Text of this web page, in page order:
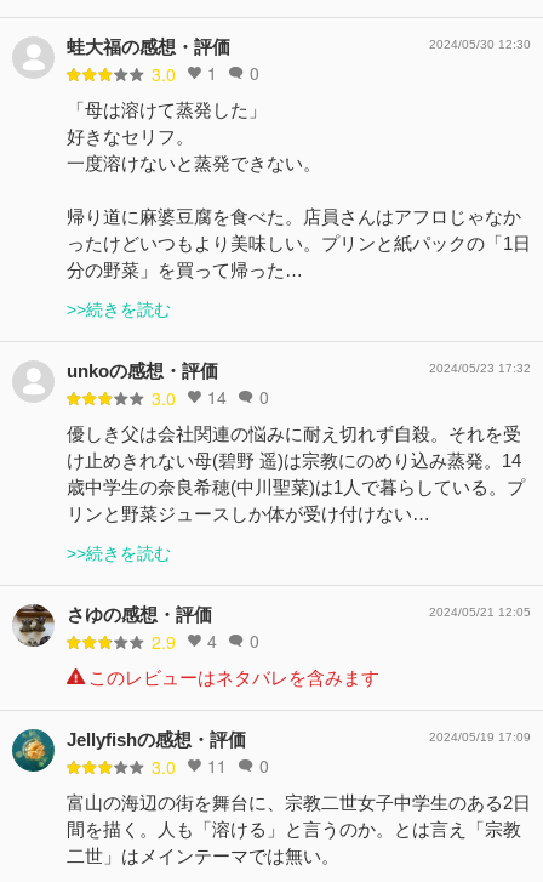
蛙大福の感想・評価
3.0 1 0
2024/05/30 12:30
「母は溶けて蒸発した」
好きなセリフ。
一度溶けないと蒸発できない。
帰り道に麻婆豆腐を食べた。店員さんはアフロじゃなか
ったけどいつもより美味しい。プリンと紙パックの「1日
分の野菜」を買って帰った…
>>続きを読む
unkoの感想・評価
3.0 14 0
2024/05/23 17:32
優しき父は会社関連の悩みに耐え切れず自殺。それを受
け止めきれない母(碧野 遥)は宗教にのめり込み蒸発。14
歳中学生の奈良希穂(中川聖菜)は1人で暮らしている。プ
リンと野菜ジュースしか体が受け付けない…
>>続きを読む
さゆの感想・評価
2.9 4 0
2024/05/21 12:05
このレビューはネタバレを含みます
Jellyfishの感想・評価
3.0 11 0
2024/05/19 17:09
富山の海辺の街を舞台に、宗教二世女子中学生のある2日
間を描く。人も「溶ける」と言うのか。とは言え「宗教
二世」はメインテーマでは無い。